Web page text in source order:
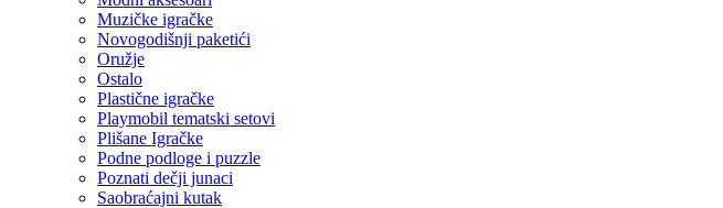
Muzičke igračke
Novogodišnji paketići
Oružje
Ostalo
Plastične igračke
Playmobil tematski setovi
Plišane Igračke
Podne podloge i puzzle
Poznati dečji junaci
Saobraćajni kutak